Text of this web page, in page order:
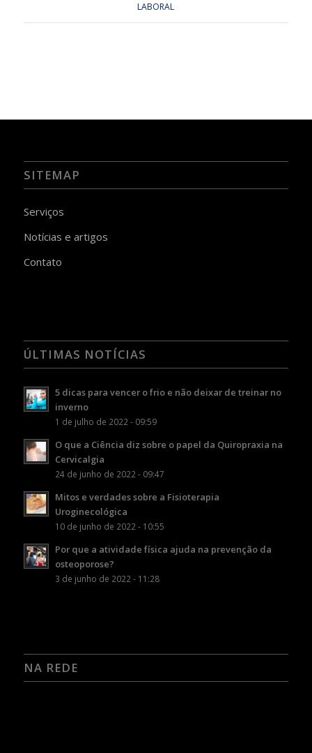
LABORAL
SITEMAP
Serviços
Notícias e artigos
Contato
ÚLTIMAS NOTÍCIAS
5 dicas para vencer o frio e não deixar de treinar no
inverno
1 de julho de 2022 - 09:59
O que a Ciência diz sobre o papel da Quiropraxia na
Cervicalgia
24 de junho de 2022 - 09:47
Mitos e verdades sobre a Fisioterapia
Uroginecológica
10 de junho de 2022 - 10:55
Por que a atividade física ajuda na prevenção da
osteoporose?
3 de junho de 2022 - 11:28
NA REDE